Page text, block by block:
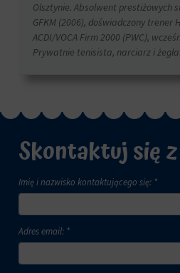
Olsztynie. Absolwent prestiżowych
GFKM (2006), doświadczony trener
ACDI/VOCA Firm 2000 (PWC),
Prywatnie tenisista, narciarz i
Skontaktuj się
Imię i nazwisko kontaktującego się: *
Adres email: *